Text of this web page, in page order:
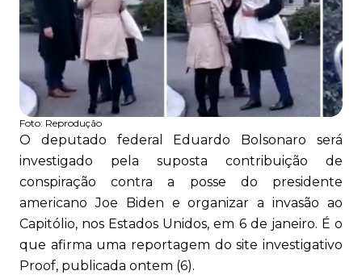
Foto: Reprodução
O deputado federal Eduardo Bolsonaro será
investigado pela suposta contribuição de
conspiração contra a posse do presidente
americano Joe Biden e organizar a invasão ao
Capitólio, nos Estados Unidos, em 6 de janeiro. É o
que afirma uma reportagem do site investigativo
Proof, publicada ontem (6).